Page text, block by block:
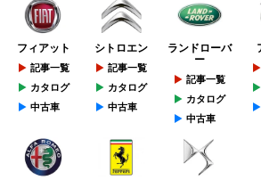
フィアット
記事一覧
カタログ
中古車
シトロエン
記事一覧
カタログ
中古車
ランドローバ
ー
記事一覧
カタログ
中古車